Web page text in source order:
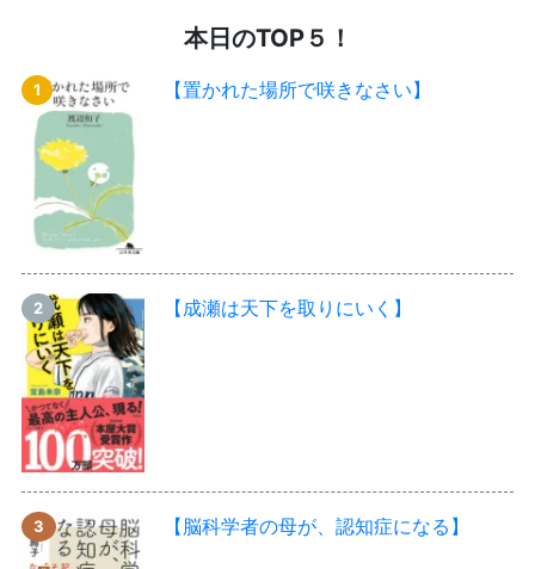
本日のTOP５！
【置かれた場所で咲きなさい】
【成瀬は天下を取りにいく】
【脳科学者の母が、認知症になる】